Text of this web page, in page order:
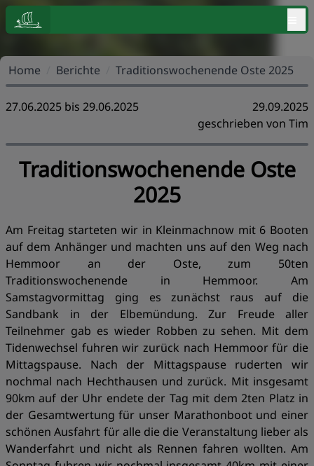
Home Berichte Traditionswochenende Oste 2025
27.06.2025 bis 29.06.2025
29.09.2025
geschrieben von Tim
Traditionswochenende Oste
2025
Am Freitag starteten wir in Kleinmachnow mit 6 Booten
auf dem Anhänger und machten uns auf den Weg nach
Hemmoor an der Oste, zum 50ten
Traditionswochenende in Hemmoor. Am
Samstagvormittag ging es zunächst raus auf die
Sandbank in der Elbemündung. Zur Freude aller
Teilnehmer gab es wieder Robben zu sehen. Mit dem
Tidenwechsel fuhren wir zurück nach Hemmoor für die
Mittagspause. Nach der Mittagspause ruderten wir
nochmal nach Hechthausen und zurück. Mit insgesamt
90km auf der Uhr endete der Tag mit dem 2ten Platz in
der Gesamtwertung für unser Marathonboot und einer
schönen Ausfahrt für alle die die Veranstaltung lieber als
Wanderfahrt und nicht als Rennen fahren wollten. Am